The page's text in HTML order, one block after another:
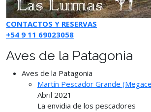
CONTACTOS Y RESERVAS
+54 9 11 69023058
Aves de la Patagonia
Aves de la Patagonia
Martín Pescador Grande
Abril 2021
La envidia de los pescadores